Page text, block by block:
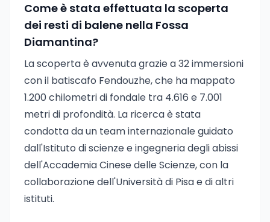
Come è stata effettuata la scoperta
dei resti di balene nella Fossa
Diamantina?
La scoperta è avvenuta grazie a 32 immersioni
con il batiscafo Fendouzhe, che ha mappato
1.200 chilometri di fondale tra 4.616 e 7.001
metri di profondità. La ricerca è stata
condotta da un team internazionale guidato
dall'Istituto di scienze e ingegneria degli abissi
dell'Accademia Cinese delle Scienze, con la
collaborazione dell'Università di Pisa e di altri
istituti.